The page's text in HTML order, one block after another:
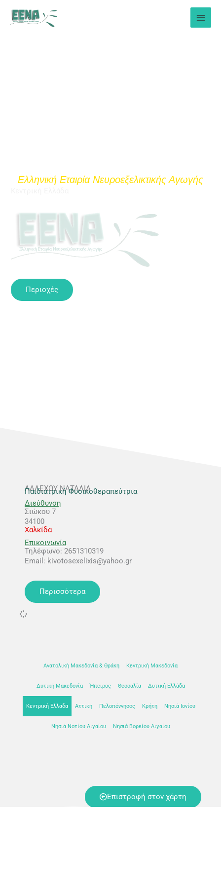
στο
Ελληνική Εταιρία Νευροεξελικτικής Αγωγής
Περιοχές
ΛΑΛΕΧΟΎ ΝΑΤΑΛΊΑ
Παιδιατρική Φυσικοθεραπεύτρια
Διεύθυνση
Σιώκου 7
34100
Χαλκίδα
Επικοινωνία
Τηλέφωνο: 2651310319
Email: kivotosexelixis@yahoo.gr
Περισσότερα
Ανατολική Μακεδονία & Θράκη Κεντρική Μακεδονία
Δυτική Μακεδονία Ήπειρος Θεσσαλία Δυτική Ελλάδα
Κεντρική Ελλάδα Αττική Πελοπόννησος Κρήτη Νησιά Ιονίου
Νησιά Νοτίου Αιγαίου Νησιά Βορείου Αιγαίου
Επιστροφή στον χάρτη